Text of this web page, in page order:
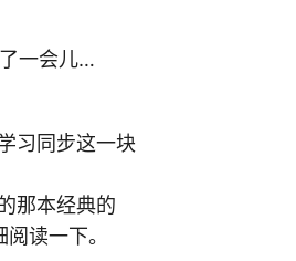
一会儿…
习同步这一块
那本经典的
读一下。